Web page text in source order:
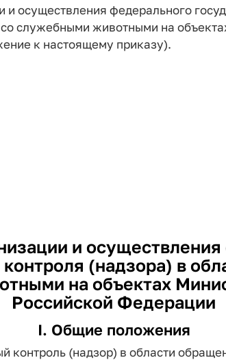
и осуществления федерального
служебными животными на
к настоящему приказу).
и
контроля (надзора) в
на объектах
Российской Федерации
I. Общие положения
контроль (надзор) в области